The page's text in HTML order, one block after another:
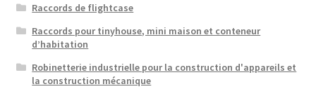
Raccords de flightcase
Raccords pour tinyhouse, mini maison et conteneur
d’habitation
Robinetterie industrielle pour la construction d'appareils et
la construction mécanique